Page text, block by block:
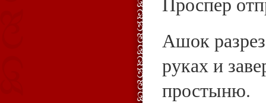
Ашок
руках и
простыню.